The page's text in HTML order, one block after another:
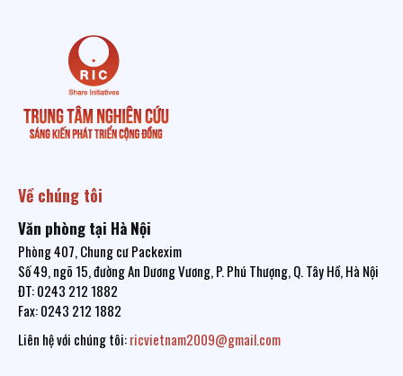
Về chúng tôi
Văn phòng tại Hà Nội
Phòng 407, Chung cư Packexim
Số 49, ngõ 15, đường An Dương Vương, P. Phú Thượng, Q. Tây Hồ, Hà Nội
ĐT: 0243 212 1882
Fax: 0243 212 1882
Liên hệ với chúng tôi:ricvietnam2009@gmail.com